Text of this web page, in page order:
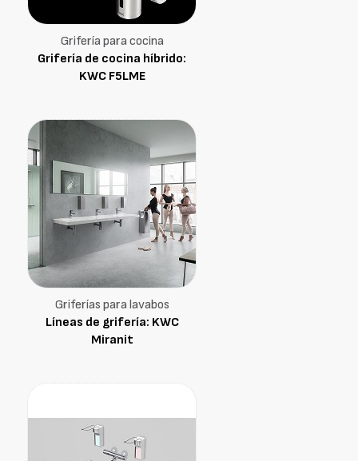
Grifería para cocina
Grifería de cocina híbrido:
KWC F5LME
Griferías para lavabos
Líneas de grifería: KWC
Miranit